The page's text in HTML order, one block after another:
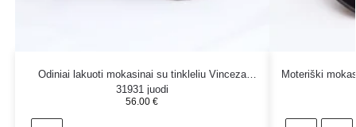
Odiniai lakuoti mokasinai su tinkleliu Vinceza
31931 juodi
56.00€
Moteriški